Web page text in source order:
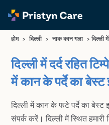
होम > दिल्ली > नाक कान गला > दिल्ली
दिल्ली में दर्द रहित
में कान के पर्दे का
दिल्ली में कान के फटे पर्दे का बेस्ट
संपर्क करें। दिल्ली में स्थित